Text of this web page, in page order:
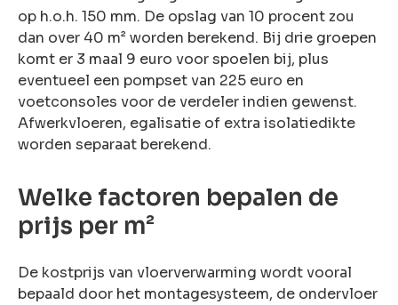
op h.o.h. 150 mm. De opslag van 10 procent zou
dan over 40 m² worden berekend. Bij drie groepen
komt er 3 maal 9 euro voor spoelen bij, plus
eventueel een pompset van 225 euro en
voetconsoles voor de verdeler indien gewenst.
Afwerkvloeren, egalisatie of extra isolatiedikte
worden separaat berekend.
Welke factoren bepalen de
prijs per m²
De kostprijs van vloerverwarming wordt vooral
bepaald door het montagesysteem, de ondervloer